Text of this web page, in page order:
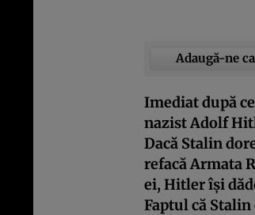
Adaugă-ne
Imediat după
nazist Adolf
Dacă Stalin
refacă Armata
ei, Hitler își
Faptul că Stalin